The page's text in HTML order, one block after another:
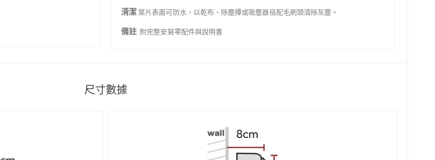
清潔葉片表面可防水，以乾布、除塵撢或吸塵器搭配毛刷頭清除灰塵。
備註 附完整安裝零配件與說明書
尺寸數據